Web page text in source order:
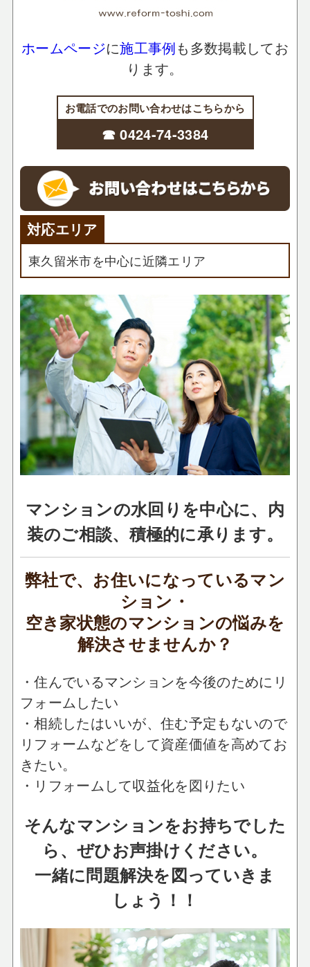
ホームページに施工事例も多数掲載してお
ります。
お電話でのお問い合わせはこちらから
☎ 0424-74-3384
対応エリア
東久留米市を中心に近隣エリア
マンションの水回りを中心に、内
装のご相談、積極的に承ります。
弊社で、お住いになっているマン
ション・
空き家状態のマンションの悩みを
解決させませんか？
・住んでいるマンションを今後のためにリ
フォームしたい
・相続したはいいが、住む予定もないので
リフォームなどをして資産価値を高めてお
きたい。
・リフォームして収益化を図りたい
そんなマンションをお持ちでした
ら、ぜひお声掛けください。
一緒に問題解決を図っていきま
しょう！！